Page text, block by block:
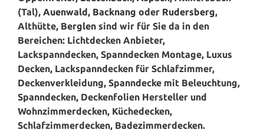
(Tal), Auenwald, Backnang oder Rudersberg,
Althütte, Berglen sind wir für Sie da in den
Bereichen: Lichtdecken Anbieter,
Lackspanndecken, Spanndecken Montage, Luxus
Decken, Lackspanndecken für Schlafzimmer,
Deckenverkleidung, Spanndecke mit Beleuchtung,
Spanndecken, Deckenfolien Hersteller und
Wohnzimmerdecken, Küchedecken,
Schlafzimmerdecken, Badezimmerdecken.